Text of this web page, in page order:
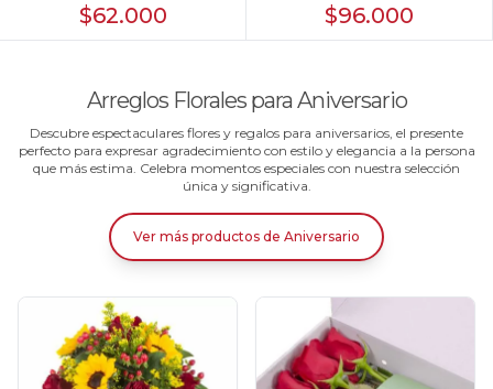
$62.000 $96.000
Arreglos Florales para Aniversario
Descubre espectaculares flores y regalos para aniversarios, el presente
perfecto para expresar agradecimiento con estilo y elegancia a la persona
que más estima. Celebra momentos especiales con nuestra selección
única y significativa.
Ver más productos de Aniversario